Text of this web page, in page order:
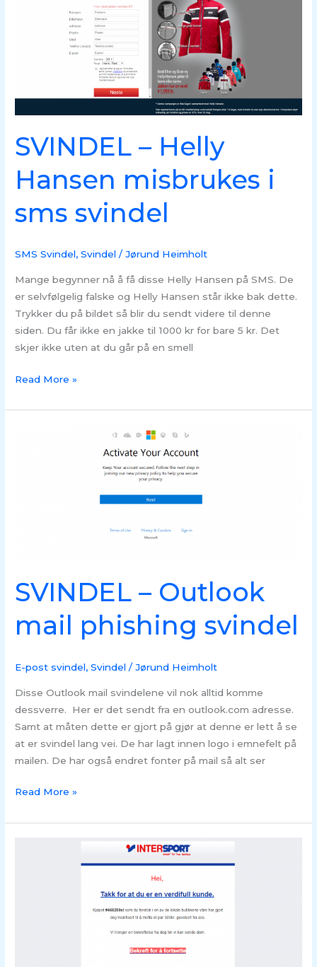
SVINDEL – Helly
Hansen misbrukes i
sms svindel
SMS Svindel,Svindel /Jørund Heimholt
Mange begynner nå å få disse Helly Hansen på SMS. De
er selvfølgelig falske og Helly Hansen står ikke bak dette.
Trykker du på bildet så blir du sendt videre til denne
siden. Du får ikke en jakke til 1000 kr for bare 5 kr. Det
skjer ikke uten at du går på en smell
svindel
Read More »
SVINDEL – Outlook
mail phishing svindel
E-post svindel,Svindel /Jørund Heimholt
Disse Outlook mail svindelene vil nok alltid komme
dessverre. Her er det sendt fra en outlook.com adresse.
Samt at måten dette er gjort på gjør at denne er lett å se
at er svindel lang vei. De har lagt innen logo i emnefelt på
mailen. De har også endret fonter på mail så alt ser
Read More »